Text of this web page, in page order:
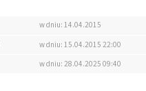
w dniu: 14.04.2015
w dniu: 15.04.2015 22:00
w dniu: 28.04.2025 09:40